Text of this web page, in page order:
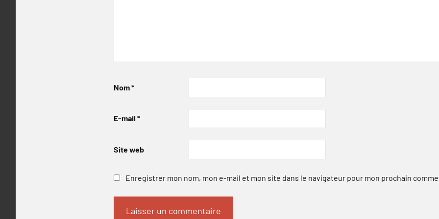
Nom*
E-mail *
Site web
Enregistrer mon nom, mon e-mail et mon site dans le navigateur pour mon prochain